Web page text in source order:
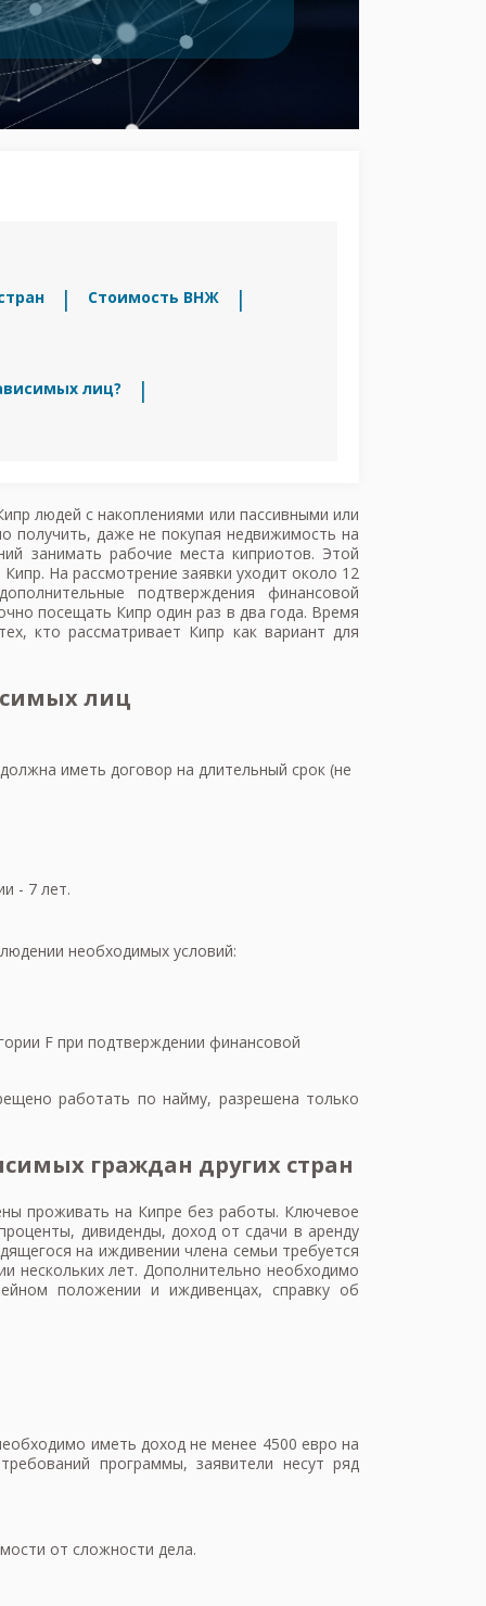
Стоимость ВНЖ
лиц?
людей с накоплениями или пассивными или
получить, даже не покупая недвижимость на
занимать рабочие места киприотов. Этой
На рассмотрение заявки уходит около 12
подтверждения финансовой
посещать Кипр один раз в два года. Время
кто рассматривает Кипр как вариант для
лиц
иметь договор на длительный срок (не
- 7 лет.
необходимых условий:
F при подтверждении финансовой
работать по найму, разрешена только
граждан других стран
проживать на Кипре без работы. Ключевое
дивиденды, доход от сдачи в аренду
на иждивении члена семьи требуется
нескольких лет. Дополнительно необходимо
положении и иждивенцах, справку об
иметь доход не менее 4500 евро на
программы, заявители несут ряд
от сложности дела.